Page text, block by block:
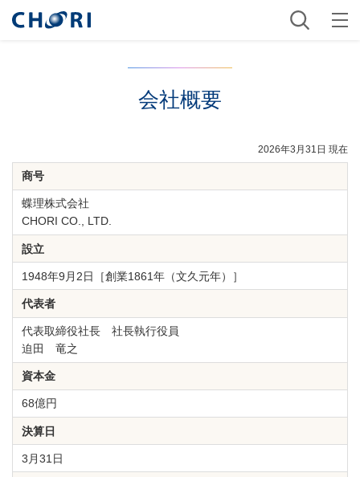
会社概要
2026年3月31日 現在
商号
蝶理株式会社
CHORI CO., LTD.
設立
1948年9月2日［創業1861年（文久元年）］
代表者
代表取締役社長 社長執行役員
迫田 竜之
資本金
68億円
決算日
3月31日